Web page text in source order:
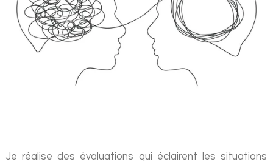
Je réalise des évaluations qui éclairent les situations